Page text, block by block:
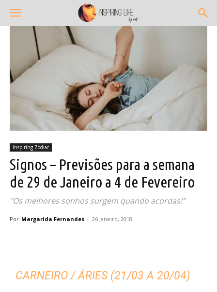
Inspiring Zodiac
Signos – Previsões para a semana
de 29 de Janeiro a 4 de Fevereiro
"Os melhores sonhos surgem quando acordas!"
Por Margarida Fernandes - 26 Janeiro, 2018
CARNEIRO / ÁRIES (21/03 A 20/04)